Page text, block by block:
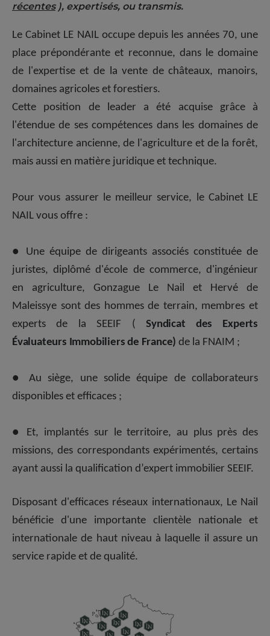
récentes ), expertisés, ou transmis.
Le Cabinet LE NAIL occupe depuis les années 70, une
place prépondérante et reconnue, dans le domaine
de l'expertise et de la vente de châteaux, manoirs,
domaines agricoles et forestiers.
Cette position de leader a été acquise grâce à
l'étendue de ses compétences dans les domaines de
l'architecture ancienne, de l'agriculture et de la forêt,
mais aussi en matière juridique et technique.
Pour vous assurer le meilleur service, le Cabinet LE
NAIL vous offre :
● Une équipe de dirigeants associés constituée de
juristes, diplômé d'école de commerce, d'ingénieur
en agriculture, Gonzague Le Nail et Hervé de
Maleissye sont des hommes de terrain, membres et
experts de la SEEIF (Syndicat des Experts
Évaluateurs Immobiliers de France) de la FNAIM ;
● Au siège, une solide équipe de collaborateurs
disponibles et efficaces ;
● Et, implantés sur le territoire, au plus près des
missions, des correspondants expérimentés, certains
ayant aussi la qualification d’expert immobilier SEEIF.
Disposant d'efficaces réseaux internationaux, Le Nail
bénéficie d'une importante clientèle nationale et
internationale de haut niveau à laquelle il assure un
service rapide et de qualité.